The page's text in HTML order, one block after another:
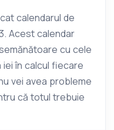
calendarul de
Acest calendar
cu cele
iei în calcul fiecare
vei avea probleme
că totul trebuie